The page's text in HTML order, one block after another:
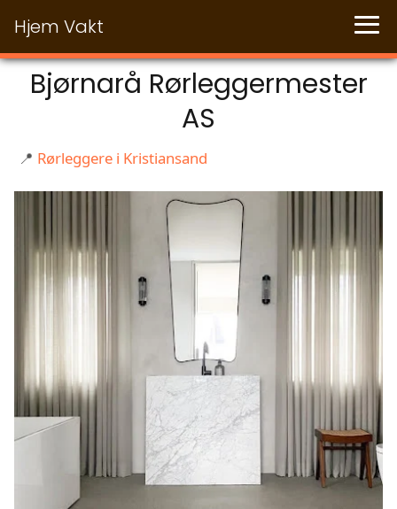
Hjem Vakt
Bjørnarå Rørleggermester
AS
📍 Rørleggere i Kristiansand